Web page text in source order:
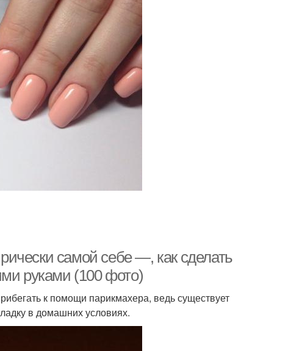
самой себе —, как сделать
руками (100 фото)
к помощи парикмахера, ведь существует
в домашних условиях.